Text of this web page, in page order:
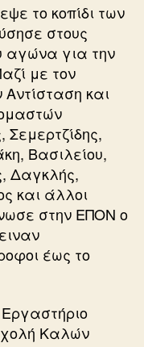
το κοπίδι των
στους
αγώνα για την
με τον
και
Σεμερτζίδης,
Βασιλείου,
Δαγκλής,
και άλλοι
στην ΕΠΟΝ ο
έως το
Καλών